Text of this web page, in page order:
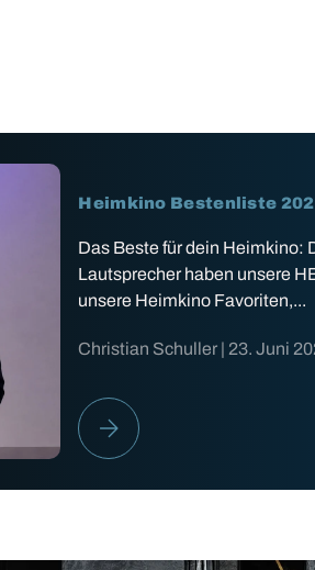
Heimkino Bestenliste
Das Beste für dein Heimkino:
Lautsprecher haben unsere
unsere Heimkino Favoriten,...
Christian Schuller | 23. Juni
HEIMKINO BESTENLISTE